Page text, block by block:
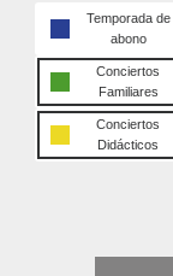
Temporada de
abono
Conciertos
Familiares
Conciertos
Didácticos